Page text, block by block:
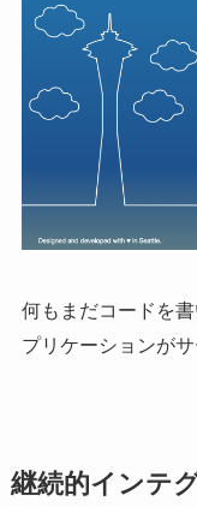
何もまだコードを
プリケーションが
継続的インテ